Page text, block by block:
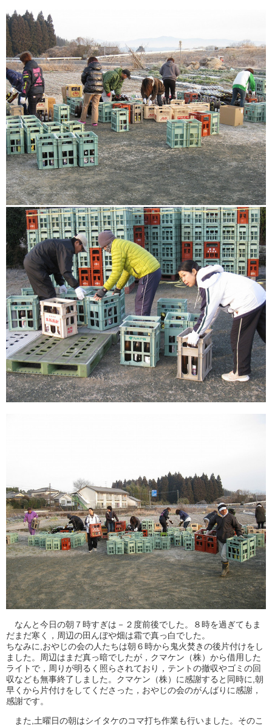
なんと今日の朝７時すぎは－２度前後でした。８時を過ぎてもま
だまだ寒く，周辺の田んぼや畑は霜で真っ白でした。
ちなみに,おやじの会の人たちは朝６時から鬼火焚きの後片付けをし
ました。周辺はまだ真っ暗でしたが，クマケン（株）から借用した
ライトで，周りが明るく照らされており，テントの撤収やゴミの回
収なども無事終了しました。クマケン（株）に感謝すると同時に,朝
早くから片付けをしてくださった，おやじの会のがんばりに感謝，
感謝です。
また,土曜日の朝はシイタケのコマ打ち作業も行いました。そのこ